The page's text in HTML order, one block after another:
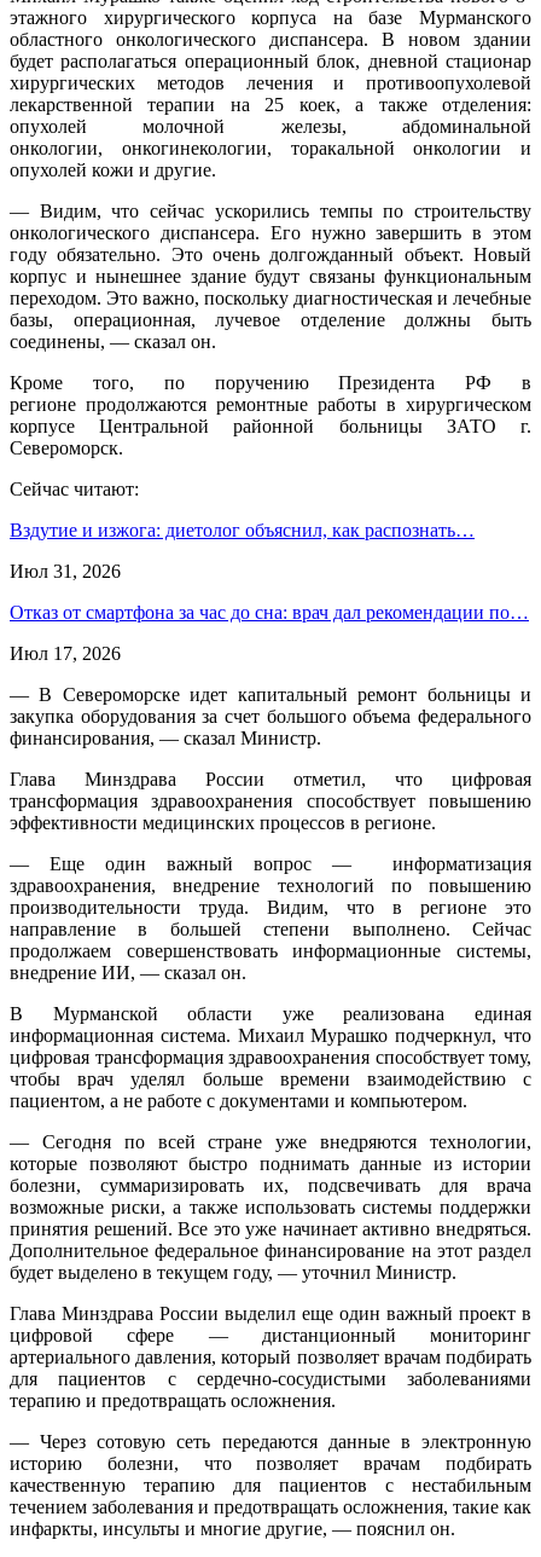
этажного хирургического корпуса на базе Мурманского
областного онкологического диспансера. В новом здании
будет располагаться операционный блок, дневной стационар
хирургических методов лечения и противоопухолевой
лекарственной терапии на 25 коек, а также отделения:
опухолей молочной железы, абдоминальной
онкологии, онкогинекологии, торакальной онкологии и
опухолей кожи и другие.
— Видим, что сейчас ускорились темпы по строительству
онкологического диспансера. Его нужно завершить в этом
году обязательно. Это очень долгожданный объект. Новый
корпус и нынешнее здание будут связаны функциональным
переходом. Это важно, поскольку диагностическая и лечебные
базы, операционная, лучевое отделение должны быть
соединены, — сказал он.
Кроме того, по поручению Президента РФ в
регионе продолжаются ремонтные работы в хирургическом
корпусе Центральной районной больницы ЗАТО г.
Североморск.
Сейчас читают:
Вздутие и изжога: диетолог объяснил, как распознать…
Июл 31, 2026
Отказ от смартфона за час до сна: врач дал рекомендации по…
Июл 17, 2026
— В Североморске идет капитальный ремонт больницы и
закупка оборудования за счет большого объема федерального
финансирования, — сказал Министр.
Глава Минздрава России отметил, что цифровая
трансформация здравоохранения способствует повышению
эффективности медицинских процессов в регионе.
— Еще один важный вопрос — информатизация
здравоохранения, внедрение технологий по повышению
производительности труда. Видим, что в регионе это
направление в большей степени выполнено. Сейчас
продолжаем совершенствовать информационные системы,
внедрение ИИ, — сказал он.
В Мурманской области уже реализована единая
информационная система. Михаил Мурашко подчеркнул, что
цифровая трансформация здравоохранения способствует тому,
чтобы врач уделял больше времени взаимодействию с
пациентом, а не работе с документами и компьютером.
— Сегодня по всей стране уже внедряются технологии,
которые позволяют быстро поднимать данные из истории
болезни, суммаризировать их, подсвечивать для врача
возможные риски, а также использовать системы поддержки
принятия решений. Все это уже начинает активно внедряться.
Дополнительное федеральное финансирование на этот раздел
будет выделено в текущем году, — уточнил Министр.
Глава Минздрава России выделил еще один важный проект в
цифровой сфере — дистанционный мониторинг
артериального давления, который позволяет врачам подбирать
для пациентов с сердечно-сосудистыми заболеваниями
терапию и предотвращать осложнения.
— Через сотовую сеть передаются данные в электронную
историю болезни, что позволяет врачам подбирать
качественную терапию для пациентов с нестабильным
течением заболевания и предотвращать осложнения, такие как
инфаркты, инсульты и многие другие, — пояснил он.